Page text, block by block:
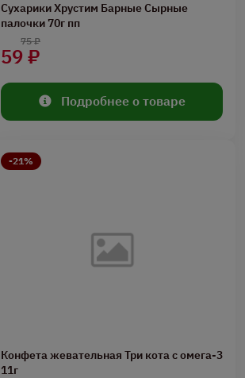
Сухарики Хрустим Барные Сырные
палочки 70г пп
59 ₽
75 ₽
Подробнее о товаре
-21%
Конфета жевательная Три кота с омега-3
11г